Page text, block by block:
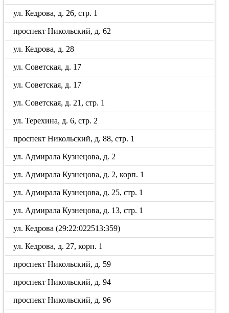
ул. Кедрова, д. 26, стр. 1
проспект Никольский, д. 62
ул. Кедрова, д. 28
ул. Советская, д. 17
ул. Советская, д. 17
ул. Советская, д. 21, стр. 1
ул. Терехина, д. 6, стр. 2
проспект Никольский, д. 88, стр. 1
ул. Адмирала Кузнецова, д. 2
ул. Адмирала Кузнецова, д. 2, корп. 1
ул. Адмирала Кузнецова, д. 25, стр. 1
ул. Адмирала Кузнецова, д. 13, стр. 1
ул. Кедрова (29:22:022513:359)
ул. Кедрова, д. 27, корп. 1
проспект Никольский, д. 59
проспект Никольский, д. 94
проспект Никольский, д. 96